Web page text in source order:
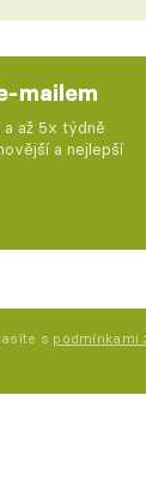
mailem
a až 5x týdně
a nejlepší
s podmínkami